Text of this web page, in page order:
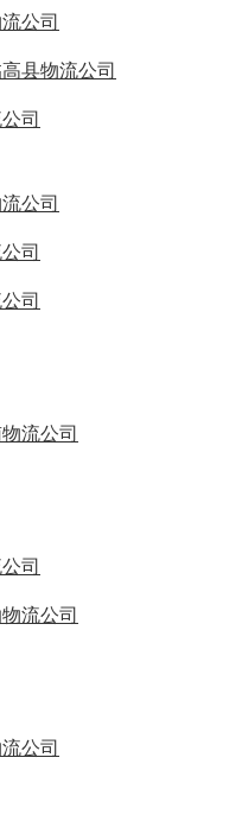
公司
县物流公司
司
公司
司
司
流公司
司
流公司
公司